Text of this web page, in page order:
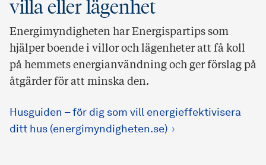
villa eller lägenhet
Energimyndigheten har Energispartips som
hjälper boende i villor och lägenheter att få koll
på hemmets energianvändning och ger förslag på
åtgärder för att minska den.
Husguiden – för dig som vill energieffektivisera
ditt hus (energimyndigheten.se)